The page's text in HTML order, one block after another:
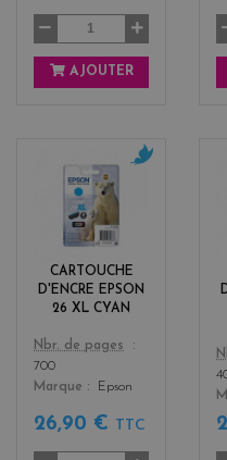
AJOUTER
CARTOUCHE
D'ENCRE EPSON
26 XL CYAN
Color
Nbr. de pages
700
Marque
Epson
26,90 € TTC